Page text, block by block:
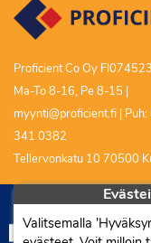
Proficient Co Oy
Ma-To 8-16, Pe 8-15 |
myynti@proficient.fi |
341 0382
Tellervonkatu 10 70500
Valitsemalla